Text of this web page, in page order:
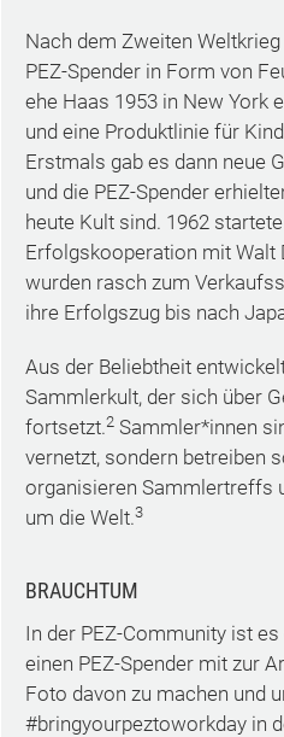
Nach dem Zweiten
PEZ-Spender in Form von
ehe Haas 1953 in New York
und eine Produktlinie für
Erstmals gab es dann neue
und die PEZ-Spender
heute Kult sind. 1962
Erfolgskooperation mit Walt
wurden rasch zum
ihre Erfolgszug bis nach
Aus der Beliebtheit
Sammlerkult, der sich über
fortsetzt.2Sammler*innen
vernetzt, sondern betreiben
organisieren Sammlertreffs
um die Welt.3
BRAUCHTUM
In der PEZ-Community ist
einen PEZ-Spender mit zur
Foto davon zu machen und
#bringyourpeztoworkday in